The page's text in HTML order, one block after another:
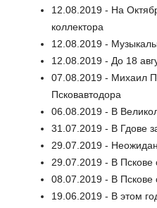
12.08.2019 - На
коллектора
12.08.2019 -
12.08.2019 - До 18
07.08.2019 - Михаил
Псковавтодора
06.08.2019 - В
31.07.2019 - В Гдове
29.07.2019 -
29.07.2019 - В Пскове
08.07.2019 - В Пскове
19.06.2019 - В этом